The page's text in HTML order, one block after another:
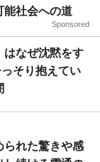
能社会への道
Sponsored
はなぜ沈黙をす
そり抱えてい
られた驚きや感